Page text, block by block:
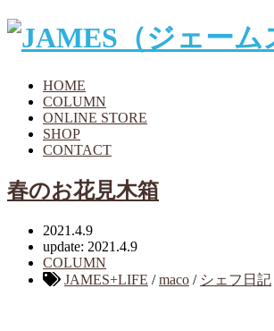
HOME
COLUMN
ONLINE STORE
SHOP
CONTACT
春のお花見木箱
2021.4.9
update: 2021.4.9
COLUMN
JAMES+LIFE /maco / シェフ日記